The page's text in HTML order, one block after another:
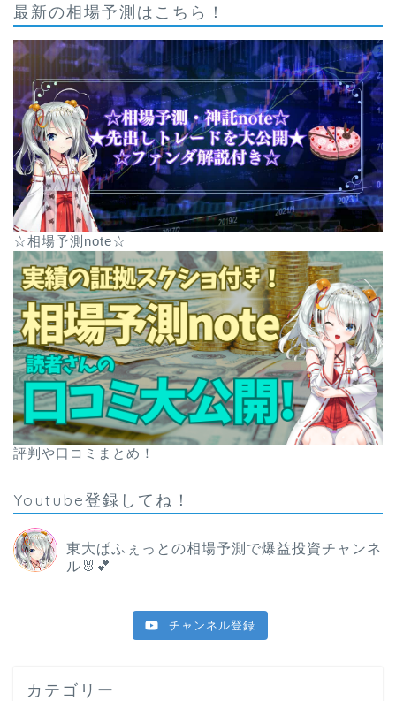
最新の相場予測はこちら！
☆相場予測note☆
評判や口コミまとめ！
Youtube登録してね！
東大ぱふぇっとの相場予測で爆益投資チャンネ
ル🐰💕
チャンネル登録
カテゴリー